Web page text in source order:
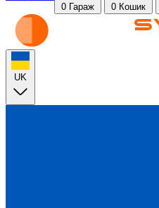
0 Гараж 0 Кошик